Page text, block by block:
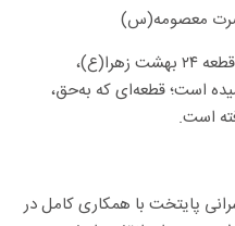
معصومه(س)
و شهیدان محمد باقری و محرابی در قطعه ۲۴ بهشت زهرا(ع)،
است؛ قطعه‌ای که به‌حق،
است.
پایتخت با همکاری کامل در